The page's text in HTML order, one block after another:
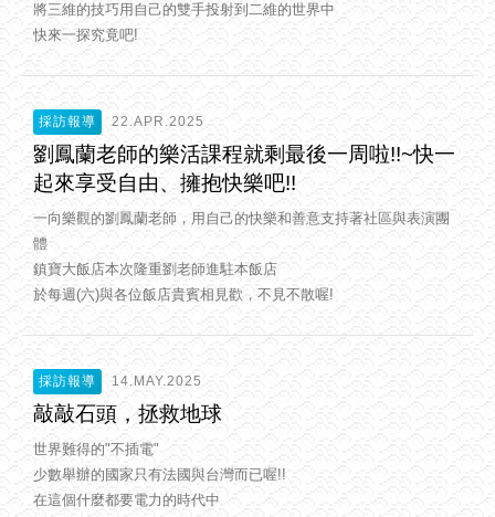
將三維的技巧用自己的雙手投射到二維的世界中
快來一探究竟吧!
採訪報導 22.APR.2025
劉鳳蘭老師的樂活課程就剩最後一周啦!!~快一
起來享受自由、擁抱快樂吧!!
一向樂觀的劉鳳蘭老師，用自己的快樂和善意支持著社區與表演團
體
鎮寶大飯店本次隆重劉老師進駐本飯店
於每週(六)與各位飯店貴賓相見歡，不見不散喔!
採訪報導 14.MAY.2025
敲敲石頭，拯救地球
世界難得的"不插電"
少數舉辦的國家只有法國與台灣而已喔!!
在這個什麼都要電力的時代中